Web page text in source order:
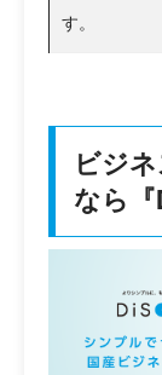
す。
ビジ
なら『